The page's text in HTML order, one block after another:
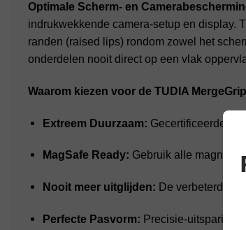
Optimale Scherm- en
indrukwekkende camera-setup en display.
randen (raised lips) rondom zowel het
onderdelen nooit direct op een vlak
Waarom kiezen voor de TUDIA
Extreem Duurzaam: Gecertificeerde
MagSafe Ready: Gebruik alle
Nooit meer uitglijden: De verbeterde
Perfecte Pasvorm: Precisie-